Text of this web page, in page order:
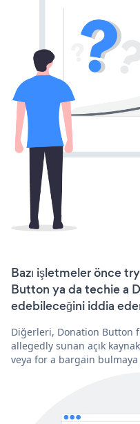
Bazı işletmeler önce
Button ya da techie a
edebileceğini iddia
Diğerleri, Donation Button
allegedly sunan açık
veya for a bargain bulmaya